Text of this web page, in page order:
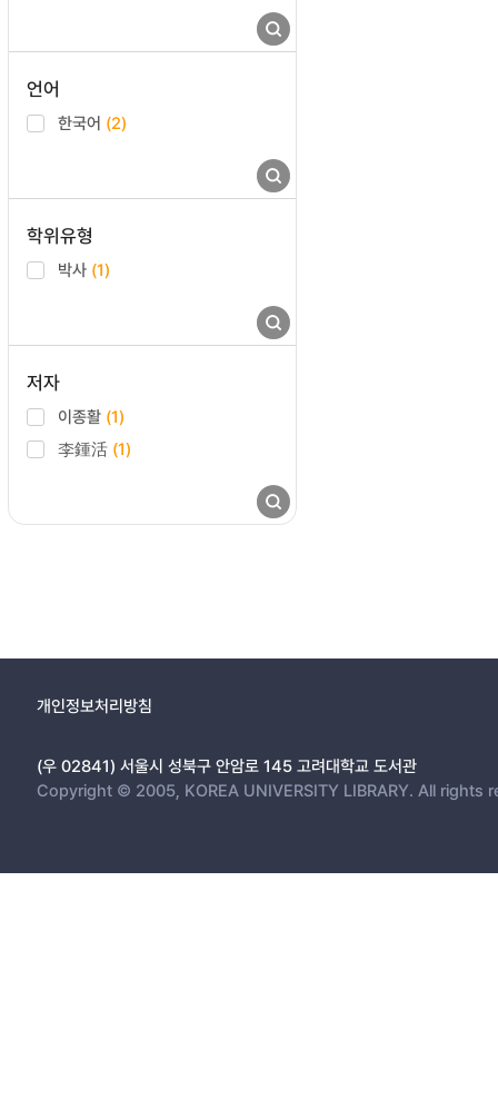
언어
한국어 (2)
학위유형
박사 (1)
저자
이종활 (1)
李鍾活 (1)
개인정보처리방침
(우 02841) 서울시 성북구 안암로 145 고려대학교 도서관
Copyright © 2005, KOREA UNIVERSITY LIBRARY. All rights